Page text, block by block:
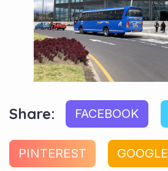
Share: FACEBOOK
PINTEREST GOOGLE